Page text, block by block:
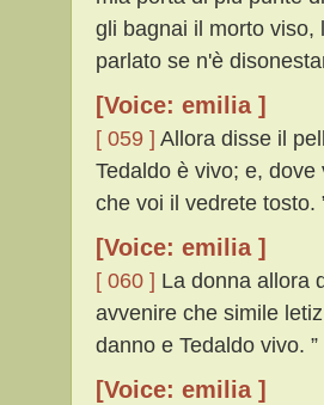
gli bagnai il morto viso,
parlato se n'è
[Voice: emilia ]
[ 059 ] Allora disse il
Tedaldo è vivo; e,
che voi il vedrete tosto.
[Voice: emilia ]
[ 060 ] La donna allora
avvenire che simile
danno e Tedaldo vivo. ”
[Voice: emilia ]